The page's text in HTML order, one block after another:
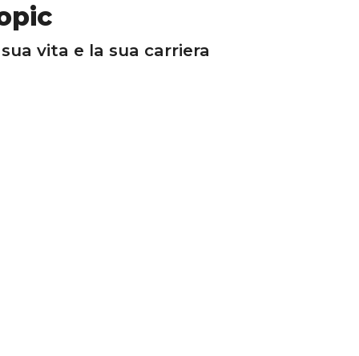
vita e la sua carriera